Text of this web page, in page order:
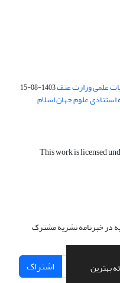
بهترین
علمی وزارت عتف1403-08-15
استنادی علوم جهان اسلام
This work is licensed
در خبرنامه نشریه مشترک
اشتراک